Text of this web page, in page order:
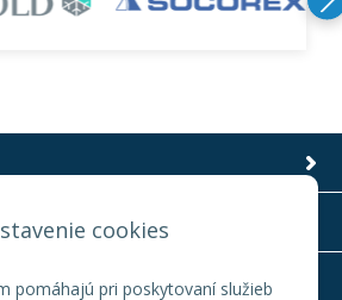
cookies
pomáhajú pri poskytovaní služieb